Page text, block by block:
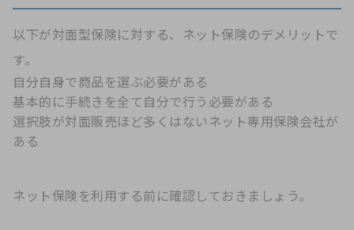
以下が対面型保険に対する、ネット保険のデメリットで
す。
自分自身で商品を選ぶ必要がある
基本的に手続きを全て自分で行う必要がある
選択肢が対面販売ほど多くはないネット専用保険会社が
ある
ネット保険を利用する前に確認しておきましょう。